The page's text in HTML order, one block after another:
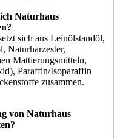
Naturhaus
sich aus Leinölstandöl,
Naturharzester,
Mattierungsmitteln,
Paraffin/Isoparaffin
zusammen.
von Naturhaus